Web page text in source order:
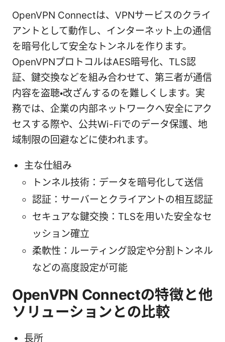
OpenVPN Connectは、VPNサービスのクライ
アントとして動作し、インターネット上の通信
を暗号化して安全なトンネルを作ります。
OpenVPNプロトコルはAES暗号化、TLS認
証、鍵交換などを組み合わせて、第三者が通信
内容を盗聴・改ざんするのを難しくします。実
務では、企業の内部ネットワークへ安全にアク
セスする際や、公共Wi-Fiでのデータ保護、地
域制限の回避などに使われます。
主な仕組み
トンネル技術：データを暗号化して送信
認証：サーバーとクライアントの相互認証
セキュアな鍵交換：TLSを用いた安全なセ
ッション確立
柔軟性：ルーティング設定や分割トンネル
などの高度設定が可能
OpenVPN Connectの特徴と他
ソリューションとの比較
長所